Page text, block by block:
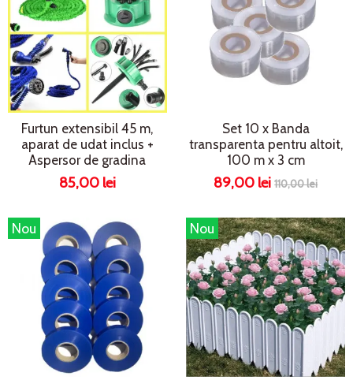
Furtun extensibil 45 m,
aparat de udat inclus +
Aspersor de gradina
85,00 lei
Set 10 x Banda
transparenta pentru altoit,
100 m x 3 cm
89,00 lei110,00 lei
Nou Nou